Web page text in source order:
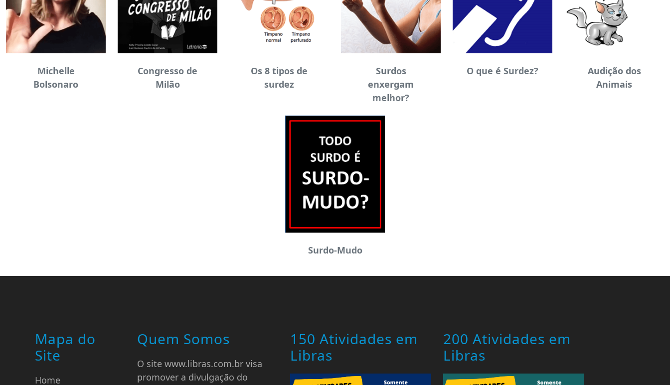
Michelle
Bolsonaro
Congresso de
Milão
Os 8 tipos de
surdez
Surdos
enxergam
melhor?
O que é Surdez?
Audição dos
Animais
Surdo-Mudo
Mapa do
Site
Home
Quem Somos
O site www.libras.com.br visa
promover a divulgação do
150 Atividades em
Libras
200 Atividades em
Libras